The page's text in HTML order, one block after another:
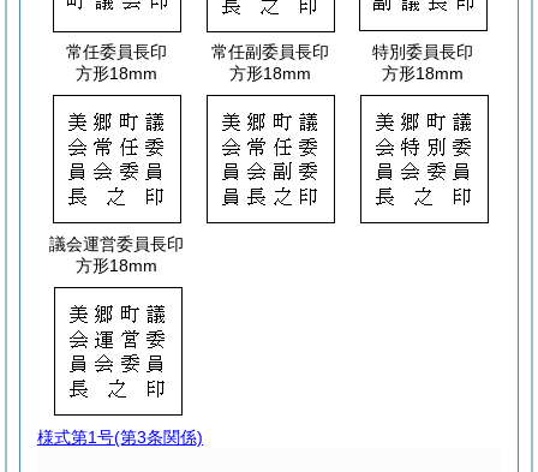
常任委員長印
方形18mm
常任副委員長印
方形18mm
特別委員長印
方形18mm
議会運営委員長印
方形18mm
様式第1号(第3条関係)